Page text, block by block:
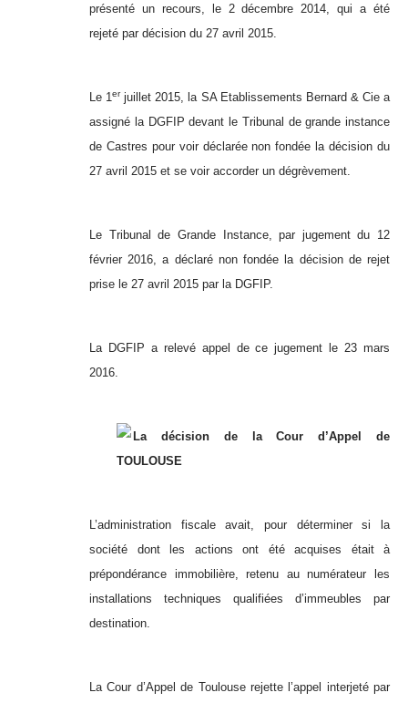
présenté un recours, le 2 décembre 2014, qui a été
rejeté par décision du 27 avril 2015.
Le 1erjuillet 2015, la SA Etablissements Bernard & Cie a
assigné la DGFIP devant le Tribunal de grande instance
de Castres pour voir déclarée non fondée la décision du
27 avril 2015 et se voir accorder un dégrèvement.
Le Tribunal de Grande Instance, par jugement du 12
février 2016, a déclaré non fondée la décision de rejet
prise le 27 avril 2015 par la DGFIP.
La DGFIP a relevé appel de ce jugement le 23 mars
2016.
La décision de la Cour d’Appel de
TOULOUSE
L’administration fiscale avait, pour déterminer si la
société dont les actions ont été acquises était à
prépondérance immobilière, retenu au numérateur les
installations techniques qualifiées d’immeubles par
destination.
La Cour d’Appel de Toulouse rejette l’appel interjeté par